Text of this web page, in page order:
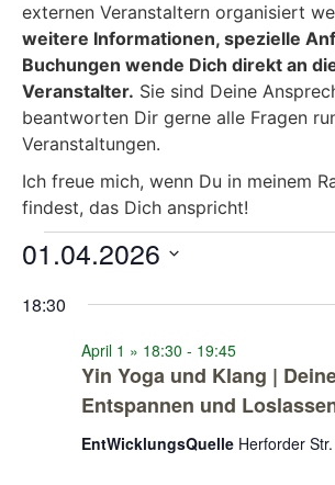
externen Veranstaltern organisiert
weitere Informationen, spezielle
Buchungen wende Dich direkt an
Veranstalter. Sie sind Deine
beantworten Dir gerne alle Fragen
Veranstaltungen.
Ich freue mich, wenn Du in meinem
findest, das Dich anspricht!
Veranstaltungen
für
April
2026
01.04.2026
wählen.
18:30
Yin Yoga und Klang |
Entspannen und
April 1 » 18:30 - 19:45
EntWicklungsQuelle Herforder